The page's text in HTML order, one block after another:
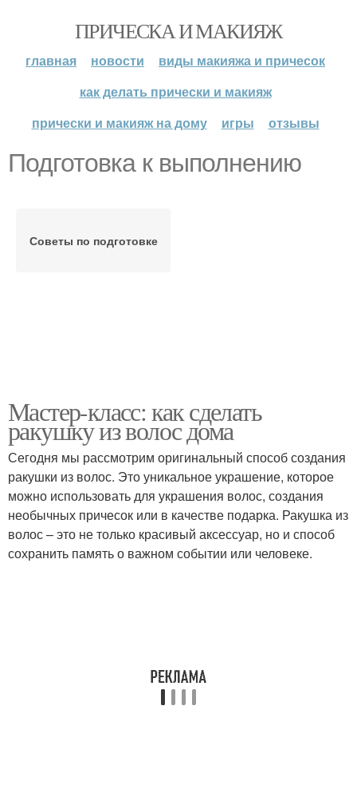
ПРИЧЕСКА И МАКИЯЖ
главная новости
виды макияжа и причесок
как делать прически и макияж
прически и макияж на дому
игры отзывы
Подготовка к выполнению
Советы по подготовке
Мастер-класс: как сделать
ракушку из волос дома
Сегодня мы рассмотрим оригинальный способ создания
ракушки из волос. Это уникальное украшение, которое
можно использовать для украшения волос, создания
необычных причесок или в качестве подарка. Ракушка из
волос – это не только красивый аксессуар, но и способ
сохранить память о важном событии или человеке.